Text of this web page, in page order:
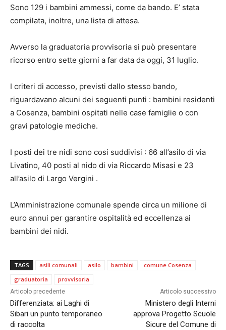
Sono 129 i bambini ammessi, come da bando. E’ stata
compilata, inoltre, una lista di attesa.
Avverso la graduatoria provvisoria si può presentare
ricorso entro sette giorni a far data da oggi, 31 luglio.
I criteri di accesso, previsti dallo stesso bando,
riguardavano alcuni dei seguenti punti : bambini residenti
a Cosenza, bambini ospitati nelle case famiglie o con
gravi patologie mediche.
I posti dei tre nidi sono cosi suddivisi : 66 all’asilo di via
Livatino, 40 posti al nido di via Riccardo Misasi e 23
all’asilo di Largo Vergini .
L’Amministrazione comunale spende circa un milione di
euro annui per garantire ospitalità ed eccellenza ai
bambini dei nidi.
TAGS asili comunali asilo bambini
comune Cosenza
graduatoria
provvisoria
Articolo precedente
Differenziata: ai Laghi di
Sibari un punto temporaneo
di raccolta
Articolo successivo
Ministero degli Interni
approva Progetto Scuole
Sicure del Comune di